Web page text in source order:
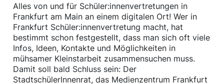
Alles von und für Schüler:innenvertretungen in
Frankfurt am Main an einem digitalen Ort! Wer in
Frankfurt Schüler:innenvertretung macht, hat
bestimmt schon festgestellt, dass man sich oft viele
Infos, Ideen, Kontakte und Möglichkeiten in
mühsamer Kleinstarbeit zusammensuchen muss.
Damit soll bald Schluss sein: Der
StadtschülerInnenrat, das Medienzentrum Frankfurt